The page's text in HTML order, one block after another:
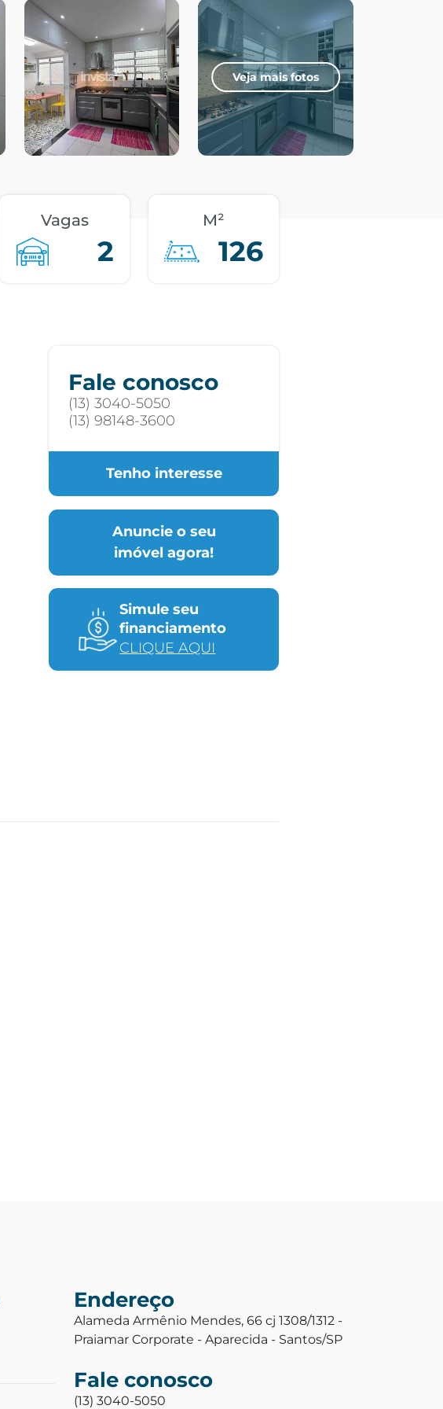
Veja mais fotos
Vagas
2
M²
126
Fale conosco
(13) 3040-5050
(13) 98148-3600
Tenho interesse
Anuncie o seu
imóvel agora!
Simule seu
financiamento
CLIQUE AQUI
Endereço
Alameda Armênio Mendes, 66 cj 1308/1312 -
Praiamar Corporate - Aparecida - Santos/SP
Fale conosco
(13) 3040-5050